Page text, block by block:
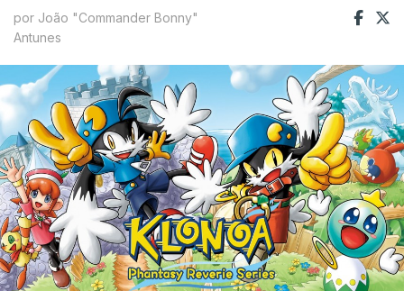
por João "Commander Bonny"
Antunes